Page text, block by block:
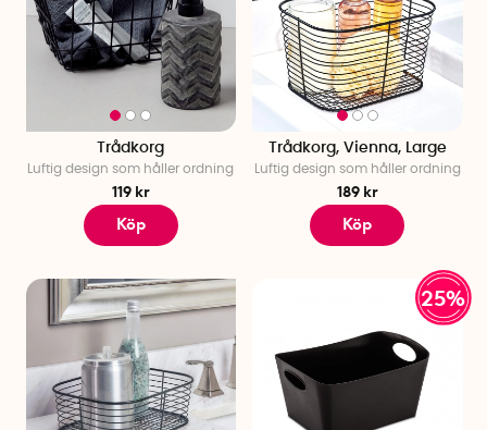
Trådkorg
Luftig design som håller ordning
119 kr
Köp
Trådkorg, Vienna, Large
Luftig design som håller ordning
189 kr
Köp
25%